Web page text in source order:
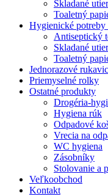
Skladané
Toaletný
Hygienické potreby
Antiseptický
Skladané
Toaletný
Jednorazové
Priemyselné rolky
Ostatné produkty
Drogéria-
Hygiena rúk
Odpadové
Vrecia na
WC hygiena
Zásobníky
Stolovanie a
Veľkoobchod
Kontakt